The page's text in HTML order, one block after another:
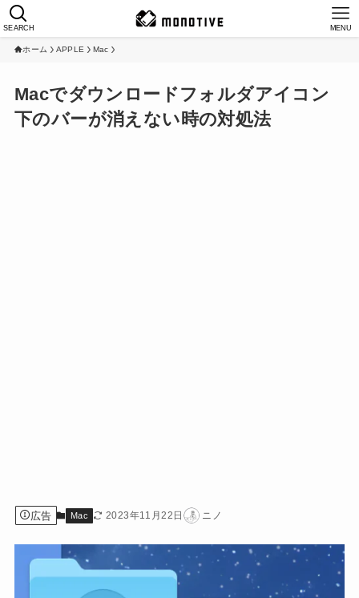
SEARCH MENU
ホーム APPLE Mac
Macでダウンロードフォルダアイコン
下のバーが消えない時の対処法
広告 Mac 2023年11月22日 ニノ